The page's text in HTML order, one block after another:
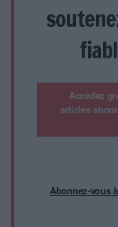
Accédez
articles
Abonnez-vous